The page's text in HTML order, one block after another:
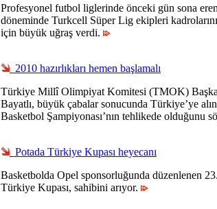
Profesyonel futbol liglerinde önceki gün sona
döneminde Turkcell Süper Lig ekipleri
için büyük uğraş verdi.
2010 hazırlıkları hemen başlamalı
Türkiye Millî Olimpiyat Komitesi (TMOK)
Bayatlı, büyük çabalar sonucunda Türkiye’ye
Basketbol Şampiyonası’nın tehlikede olduğunu
Potada Türkiye Kupası heyecanı
Basketbolda Opel sponsorluğunda düzenlenen
Türkiye Kupası, sahibini arıyor.